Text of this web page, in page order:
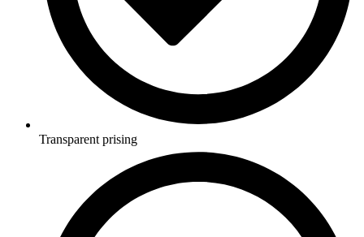
Eiendomstjenester
Eiendomsmeglere
Start prosjektet ditt med oss
Klar til å gjøre ideen din om til en kraftfull digital opplevelse?
Vårt Nettsidedesign.no-team er her for å designe, bygge og
utvikle nettstedet ditt.
Transparent prising